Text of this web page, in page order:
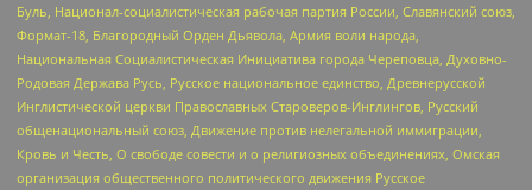
Буль, Национал-социалистическая рабочая партия России, Славянский союз,
Формат-18, Благородный Орден Дьявола, Армия воли народа,
Национальная Социалистическая Инициатива города Череповца, Духовно-
Родовая Держава Русь, Русское национальное единство, Древнерусской
Инглистической церкви Православных Староверов-Инглингов, Русский
общенациональный союз, Движение против нелегальной иммиграции,
Кровь и Честь, О свободе совести и о религиозных объединениях, Омская
организация общественного политического движения Русское